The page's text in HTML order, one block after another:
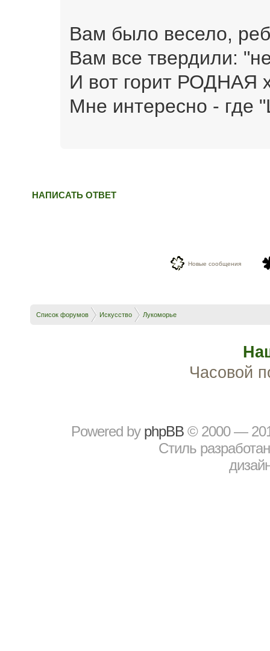
Вам было весело,
Вам все твердили:
И вот горит РОДНАЯ
Мне интересно - где
НАПИСАТЬ ОТВЕТ
Новые сообщения
Список форумов Искусство Лукоморье
Часовой
Powered by рhрBВ © 2000 —
Стиль